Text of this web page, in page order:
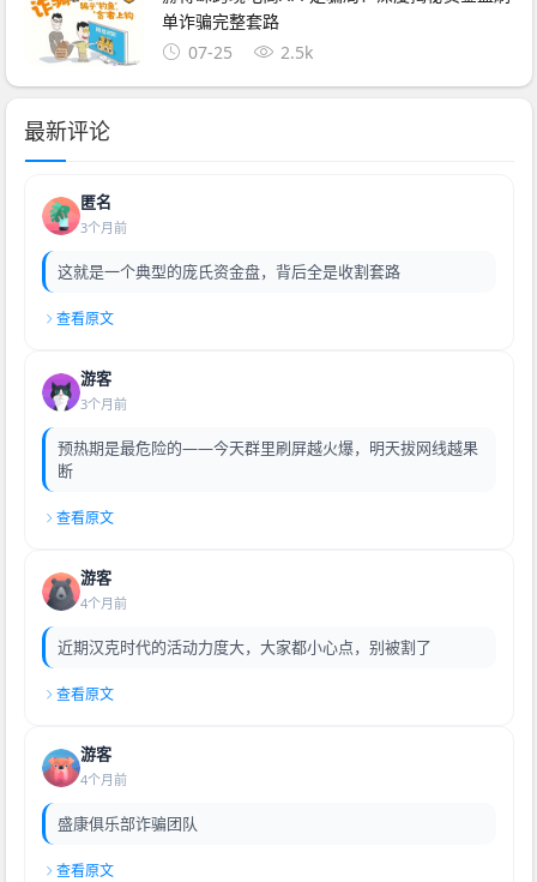
单诈骗完整套路
07-25
2.5k
最新评论
匿名
3个月前
这就是一个典型的庞氏资金盘，背后全是收割套路
查看原文
游客
3个月前
预热期是最危险的——今天群里刷屏越火爆，明天拔网线越果
断
查看原文
游客
4个月前
近期汉克时代的活动力度大，大家都小心点，别被割了
查看原文
游客
4个月前
盛康俱乐部诈骗团队
查看原文